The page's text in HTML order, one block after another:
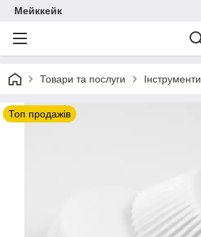
Мейккейк
Товари та послуги Інструменти
Топ продажів